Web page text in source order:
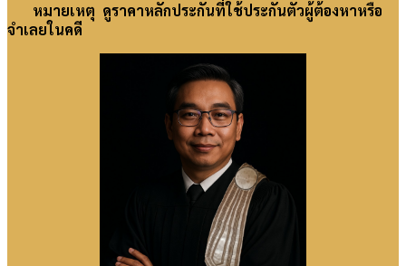
หมายเหตุ ดูราคาหลักประกันที่ใช้ประกันตัวผู้ต้องหาหรือ
จำเลยในคดี